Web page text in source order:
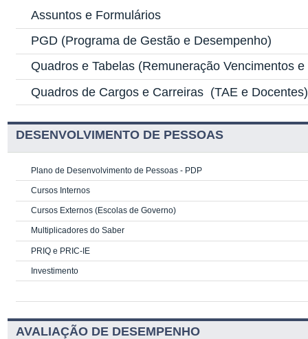
Assuntos e Formulários
PGD (Programa de Gestão e Desempenho)
Quadros e Tabelas (Remuneração Vencimentos
Quadros de Cargos e Carreiras (TAE e Docentes)
DESENVOLVIMENTO DE PESSOAS
Plano de Desenvolvimento de Pessoas - PDP
Cursos Internos
Cursos Externos (Escolas de Governo)
Multiplicadores do Saber
PRIQ e PRIC-IE
Investimento
AVALIAÇÃO DE DESEMPENHO